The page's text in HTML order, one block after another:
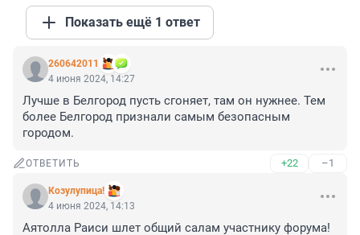
Показать ещё 1 ответ
260642011
4 июня 2024, 14:27
Лучше в Белгород пусть сгоняет, там он нужнее. Тем
более Белгород признали самым безопасным
городом.
ОТВЕТИТЬ +22 –1
Козулупица!
4 июня 2024, 14:13
Аятолла Раиси шлет общий салам участнику форума!